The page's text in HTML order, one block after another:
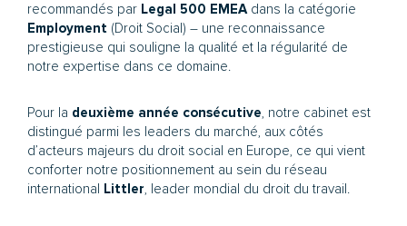
recommandés par Legal 500 EMEAdans la catégorie
Employment (Droit Social) – une reconnaissance
prestigieuse qui souligne la qualité et la régularité de
notre expertise dans ce domaine.
Pour la deuxième année consécutive, notre cabinet est
distingué parmi les leaders du marché, aux côtés
d’acteurs majeurs du droit social en Europe, ce qui vient
conforter notre positionnement au sein du réseau
international Littler, leader mondial du droit du travail.